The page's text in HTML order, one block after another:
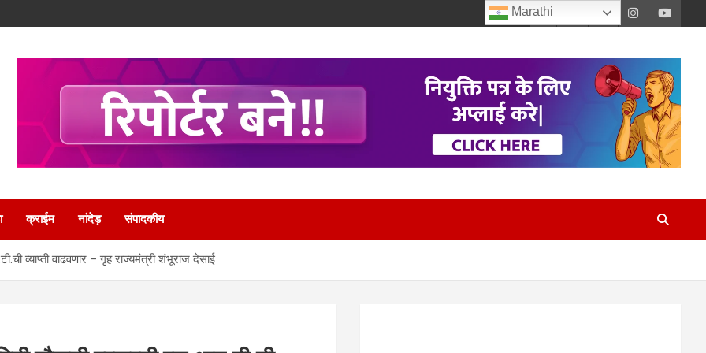
क्राईम नांदेड़ संपादकीय
व्याप्ती वाढवणार – गृह राज्यमंत्री शंभूराज देसाई
Marathi